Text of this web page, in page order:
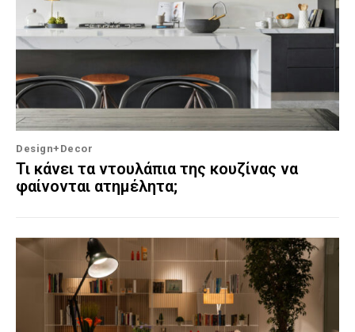
Design+Decor
Τι κάνει τα ντουλάπια της κουζίνας να
φαίνονται ατημέλητα;